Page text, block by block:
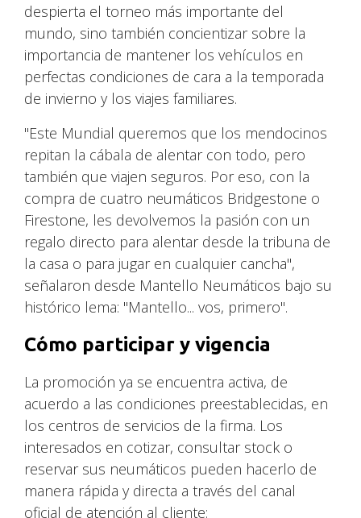
despierta el torneo más importante del
mundo, sino también concientizar sobre la
importancia de mantener los vehículos en
perfectas condiciones de cara a la temporada
de invierno y los viajes familiares.
"Este Mundial queremos que los mendocinos
repitan la cábala de alentar con todo, pero
también que viajen seguros. Por eso, con la
compra de cuatro neumáticos Bridgestone o
Firestone, les devolvemos la pasión con un
regalo directo para alentar desde la tribuna de
la casa o para jugar en cualquier cancha",
señalaron desde Mantello Neumáticos bajo su
histórico lema: "Mantello... vos, primero".
Cómo participar y vigencia
La promoción ya se encuentra activa, de
acuerdo a las condiciones preestablecidas, en
los centros de servicios de la firma. Los
interesados en cotizar, consultar stock o
reservar sus neumáticos pueden hacerlo de
manera rápida y directa a través del canal
oficial de atención al cliente: